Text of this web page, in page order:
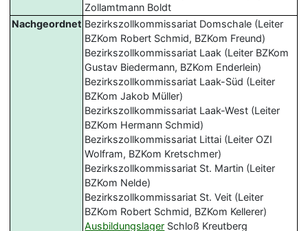
Zollamtmann Boldt
Nachgeordnet Bezirkszollkommissariat Domschale (Leiter
BZKom Robert Schmid, BZKom Freund)
Bezirkszollkommissariat Laak (Leiter BZKom
Gustav Biedermann, BZKom Enderlein)
Bezirkszollkommissariat Laak-Süd (Leiter
BZKom Jakob Müller)
Bezirkszollkommissariat Laak-West (Leiter
BZKom Hermann Schmid)
Bezirkszollkommissariat Littai (Leiter OZI
Wolfram, BZKom Kretschmer)
Bezirkszollkommissariat St. Martin (Leiter
BZKom Nelde)
Bezirkszollkommissariat St. Veit (Leiter
BZKom Robert Schmid, BZKom Kellerer)
Ausbildungslager Schloß Kreutberg